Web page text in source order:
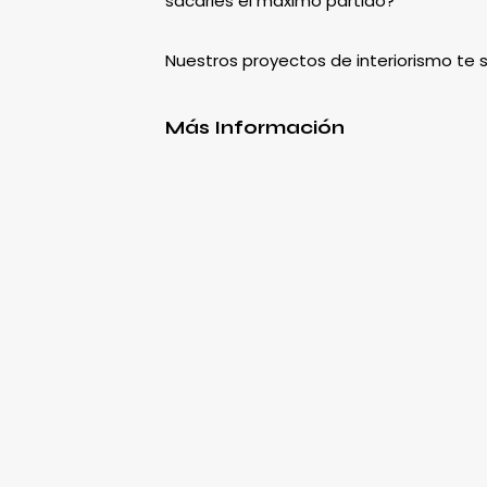
Nuestros proyectos de interiorismo te
Más Información